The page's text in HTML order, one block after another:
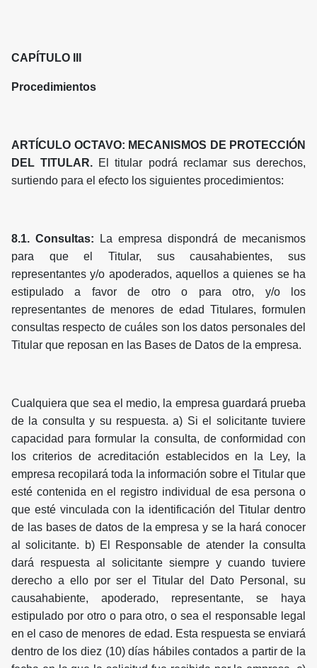
CAPÍTULO III
Procedimientos
ARTÍCULO OCTAVO: MECANISMOS DE PROTECCIÓN
DEL TITULAR. El titular podrá reclamar sus derechos,
surtiendo para el efecto los siguientes procedimientos:
8.1. Consultas:
La empresa dispondrá de mecanismos
para que el Titular, sus causahabientes, sus
representantes y/o apoderados, aquellos a quienes se ha
estipulado a favor de otro o para otro, y/o los
representantes de menores de edad Titulares, formulen
consultas respecto de cuáles son los datos personales del
Titular que reposan en las Bases de Datos de la empresa.
Cualquiera que sea el medio, la empresa guardará prueba
de la consulta y su respuesta. a) Si el solicitante tuviere
capacidad para formular la consulta, de conformidad con
los criterios de acreditación establecidos en la Ley, la
empresa recopilará toda la información sobre el Titular que
esté contenida en el registro individual de esa persona o
que esté vinculada con la identificación del Titular dentro
de las bases de datos de la empresa y se la hará conocer
al solicitante. b) El Responsable de atender la consulta
dará respuesta al solicitante siempre y cuando tuviere
derecho a ello por ser el Titular del Dato Personal, su
causahabiente, apoderado, representante, se haya
estipulado por otro o para otro, o sea el responsable legal
en el caso de menores de edad. Esta respuesta se enviará
dentro de los diez (10) días hábiles contados a partir de la